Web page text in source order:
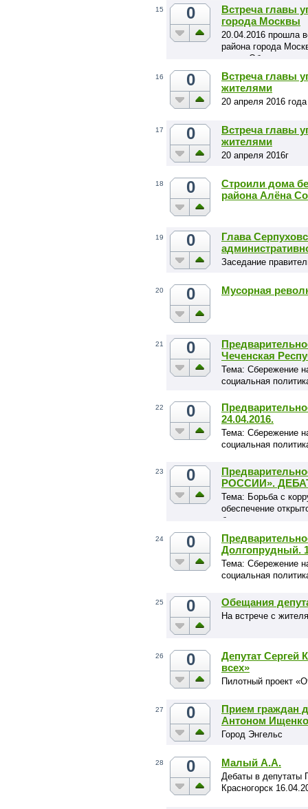
15 0
Встреча главы
города Москвы
20.04.2016 прошла
района города
тему «Об
16 0
Встреча главы
жителями
20 апреля 2016 года
17 0
Встреча главы
жителями
20 апреля 2016г
18 0
Строили дома
района Алёна
19 0
Глава
Заседание
20 0 Мусорная
21 0
Чеченская
Тема: Сбережение
социальная
22 0
24.04.2016.
Тема: Сбережение
социальная
23 0
РОССИИ».
Тема: Борьба с
обеспечение
бюджетных
24 0
Долгопрудный.
Тема: Сбережение
социальная
25 0 Обещания
На встрече с
26 0
Депутат
всех»
Пилотный проект
27 0
Прием граждан
Антоном Ищенко
Город Энгельс
28 0 Малый А.А.
Дебаты в депутаты
Красногорск